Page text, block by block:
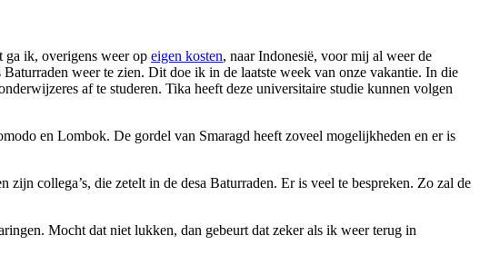
ga ik, overigens weer op eigen kosten, naar Indonesië, voor mij al weer de
weer te zien. Dit doe ik in de laatste week van onze vakantie. In die
af te studeren. Tika heeft deze universitaire studie kunnen volgen
en Lombok. De gordel van Smaragd heeft zoveel mogelijkheden en er is
collega’s, die zetelt in de desa Baturraden. Er is veel te bespreken. Zo zal de
Mocht dat niet lukken, dan gebeurt dat zeker als ik weer terug in